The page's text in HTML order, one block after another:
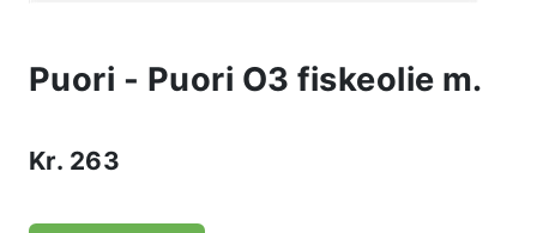
Puori - Puori O3 fiskeolie m.
Kr. 263